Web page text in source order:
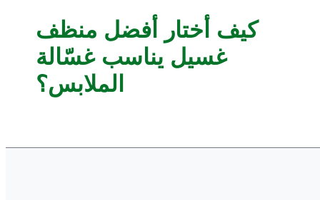
كيف أختار أفضل منظف
غسيل يناسب غسّالة
الملابس؟